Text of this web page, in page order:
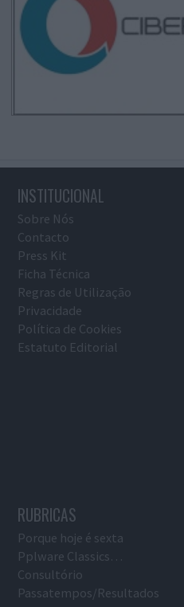
INSTITUCIONAL
Sobre Nós
Contacto
Press Kit
Ficha Técnica
Regras de Utilização
Privacidade
Política de Cookies
Estatuto Editorial
RUBRICAS
Porque hoje é sexta
Pplware Classics…
Consultório
Passatempos/Resultados